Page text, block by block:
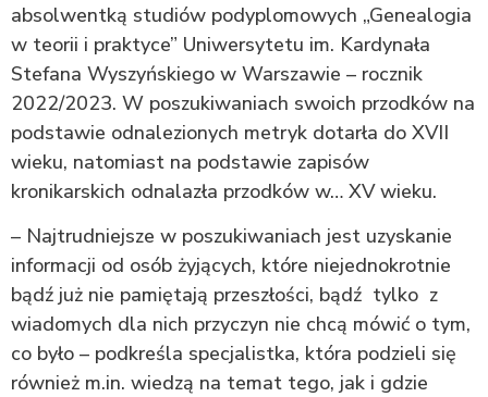
absolwentką studiów podyplomowych „Genealogia
w teorii i praktyce” Uniwersytetu im. Kardynała
Stefana Wyszyńskiego w Warszawie – rocznik
2022/2023. W poszukiwaniach swoich przodków na
podstawie odnalezionych metryk dotarła do XVII
wieku, natomiast na podstawie zapisów
kronikarskich odnalazła przodków w… XV wieku.
– Najtrudniejsze w poszukiwaniach jest uzyskanie
informacji od osób żyjących, które niejednokrotnie
bądź już nie pamiętają przeszłości, bądź tylko z
wiadomych dla nich przyczyn nie chcą mówić o tym,
co było – podkreśla specjalistka, która podzieli się
również m.in. wiedzą na temat tego, jak i gdzie